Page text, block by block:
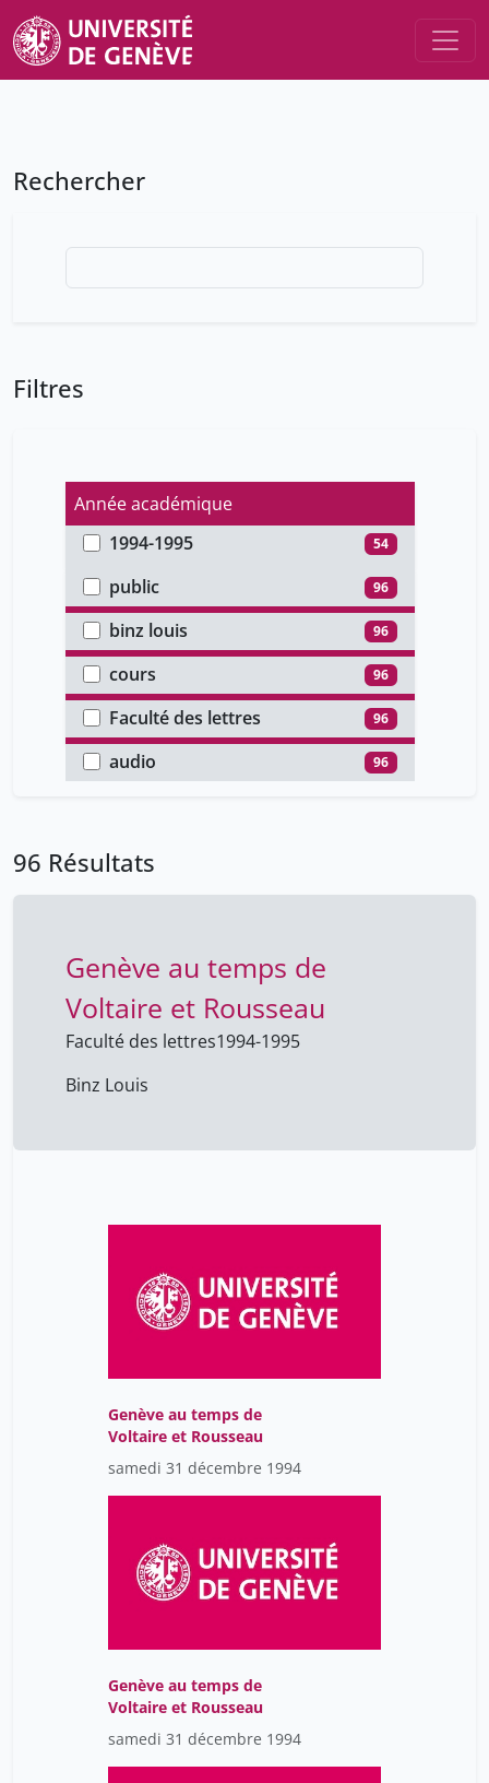
Rechercher
Filtres
Année académique
1994-1995
54
1993-1994 42
Type d'accès
public
96
Auteur
binz louis
96
Type de document
cours
96
Faculté
Faculté des lettres
96
Type de média
audio
96
96 Résultats
Genève au temps de
Voltaire et Rousseau
Faculté des lettres1994-1995
Binz Louis
Genève au temps de
Voltaire et Rousseau
samedi 31 décembre 1994
Genève au temps de
Voltaire et Rousseau
samedi 31 décembre 1994